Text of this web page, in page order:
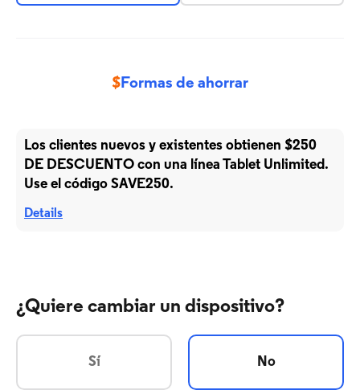
$Formas de ahorrar
Los clientes nuevos y existentes obtienen $250
DE DESCUENTO con una línea Tablet Unlimited.
Use el código SAVE250.
Details
¿Quiere cambiar un dispositivo?
Sí No